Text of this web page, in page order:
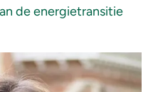
de energietransitie